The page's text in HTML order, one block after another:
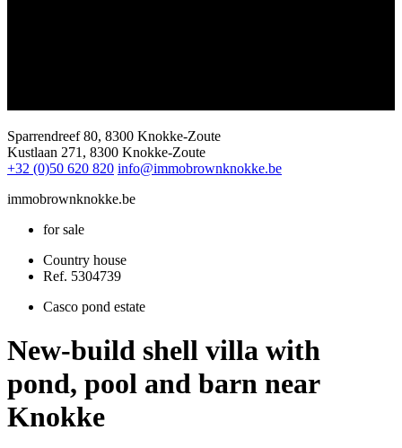
Sparrendreef 80, 8300 Knokke-Zoute
Kustlaan 271, 8300 Knokke-Zoute
+32 (0)50 620 820 info@immobrownknokke.be
immobrownknokke.be
for sale
Country house
Ref. 5304739
Casco pond estate
New-build shell villa with
pond, pool and barn near
Knokke